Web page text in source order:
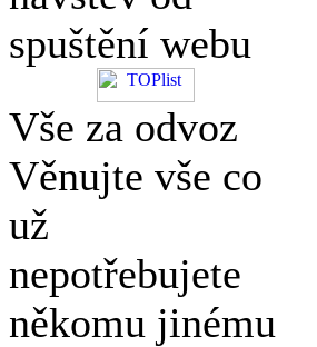
spuštění webu
Vše za odvoz
Věnujte vše co
už
nepotřebujete
někomu jinému